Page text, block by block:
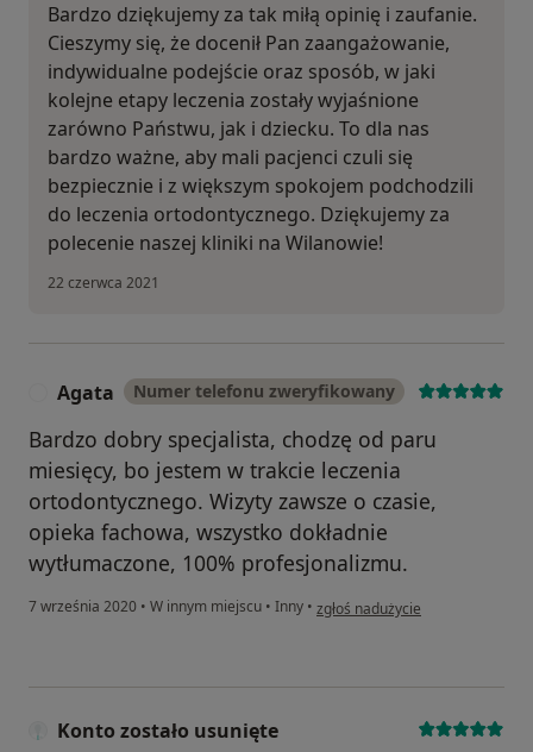
Bardzo dziękujemy za tak miłą opinię i zaufanie.
Cieszymy się, że docenił Pan zaangażowanie,
indywidualne podejście oraz sposób, w jaki
kolejne etapy leczenia zostały wyjaśnione
zarówno Państwu, jak i dziecku. To dla nas
bardzo ważne, aby mali pacjenci czuli się
bezpiecznie i z większym spokojem podchodzili
do leczenia ortodontycznego. Dziękujemy za
polecenie naszej kliniki na Wilanowie!
22 czerwca 2021
Agata Numer telefonu zweryfikowany
Bardzo dobry specjalista, chodzę od paru
miesięcy, bo jestem w trakcie leczenia
ortodontycznego. Wizyty zawsze o czasie,
opieka fachowa, wszystko dokładnie
wytłumaczone, 100% profesjonalizmu.
7 września 2020 • W innym miejscu • Inny • w opinii użytkownika Agata
zgłoś nadużycie
Konto zostało usunięte